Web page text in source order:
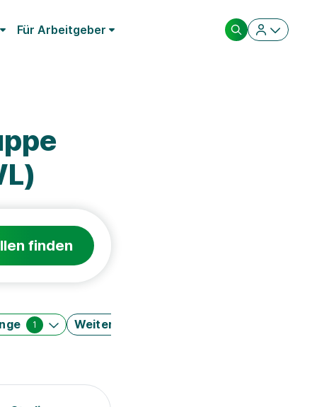
Für Arbeitgeber
finden
1 Weitere Filter